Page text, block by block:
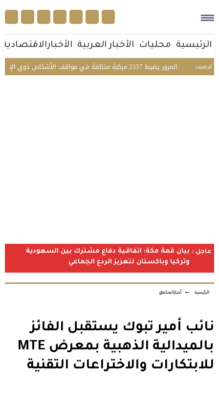
الرئيسية محليات الأخبار العربية الأخبارالاقتصادية
أخر الأخبار |المرور يضبط 2357 مركبة مخالفة في مواقف الأشخاص ذوي الإعاقة بمختلف مناطق المملكة
عاجل : بيان قمة مكة: اتفاقية دفاع مشترك بين السعودية
وتركيا وباكستان لتعزيز الردع الجماعي
الرئيسية ← أخبارالمناطق
نائب أمير تبوك يستقبل الفائز
بالميدالية الذهبية بمعرض MTE
للابتكارات والاختراعات التقنية